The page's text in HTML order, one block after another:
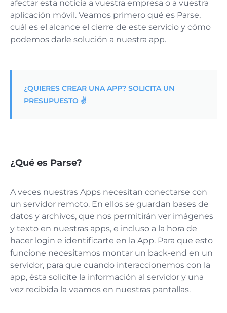
afectar esta noticia a vuestra empresa o a vuestra
aplicación móvil. Veamos primero qué es Parse,
cuál es el alcance el cierre de este servicio y cómo
podemos darle solución a nuestra app.
¿QUIERES CREAR UNA APP? SOLICITA UN
PRESUPUESTO ✌️
¿Qué es Parse?
A veces nuestras Apps necesitan conectarse con
un servidor remoto. En ellos se guardan bases de
datos y archivos, que nos permitirán ver imágenes
y texto en nuestras apps, e incluso a la hora de
hacer login e identificarte en la App. Para que esto
funcione necesitamos montar un back-end en un
servidor, para que cuando interaccionemos con la
app, ésta solicite la información al servidor y una
vez recibida la veamos en nuestras pantallas.